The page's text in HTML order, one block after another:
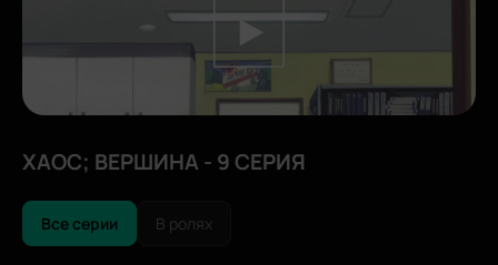
ХАОС; ВЕРШИНА - 9 СЕРИЯ
Все серии В ролях